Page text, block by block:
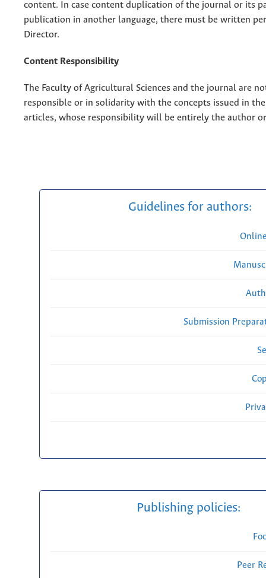
content. In case content duplication of the journal or its
publication in another language, there must be written
Director.
Content Responsibility
The Faculty of Agricultural Sciences and the journal are
responsible or in solidarity with the concepts issued in
articles, whose responsibility will be entirely the author
Guidelines for authors:
Submission
Publishing policies:
Peer